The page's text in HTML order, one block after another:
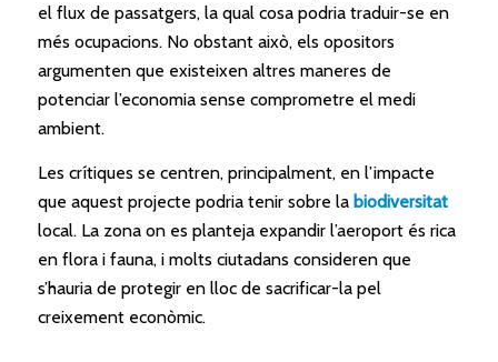
el flux de passatgers, la qual cosa podria traduir-se en
més ocupacions. No obstant això, els opositors
argumenten que existeixen altres maneres de
potenciar l’economia sense comprometre el medi
ambient.
Les crítiques se centren, principalment, en l’impacte
que aquest projecte podria tenir sobre la biodiversitat
local. La zona on es planteja expandir l’aeroport és rica
en flora i fauna, i molts ciutadans consideren que
s’hauria de protegir en lloc de sacrificar-la pel
creixement econòmic.